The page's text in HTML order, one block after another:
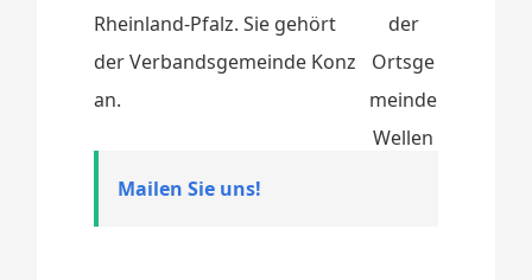
Rheinland-Pfalz. Sie gehört
der Verbandsgemeinde Konz
an.
Mailen Sie uns!